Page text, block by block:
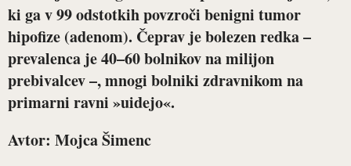
ki ga v 99 odstotkih povzroči benigni tumor
hipofize (adenom). Čeprav je bolezen redka –
prevalenca je 40–60 bolnikov na milijon
prebivalcev–, mnogi bolniki zdravnikom na
primarni ravni »uidejo«.
Avtor: Mojca Šimenc